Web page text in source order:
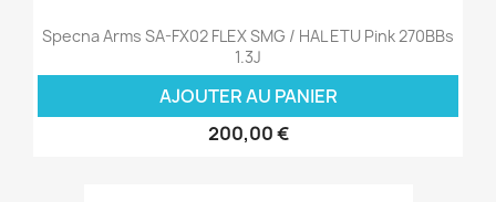
Specna Arms SA-FX02 FLEX SMG / HAL ETU Pink 270BBs
1.3J
AJOUTER AU PANIER
200,00 €